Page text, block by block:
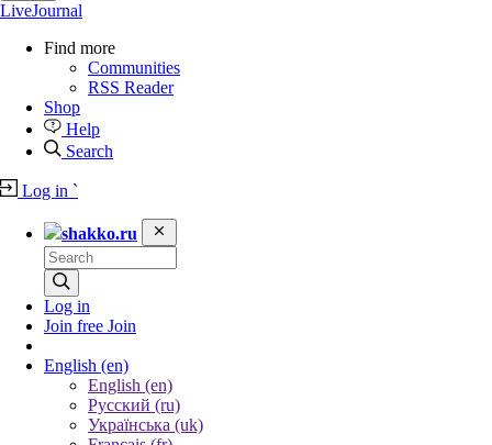
LiveJournal
Find more
Communities
RSS Reader
Shop
Help
Search
Log in `
shakko.ru
Log in
Join free Join
English (en)
English (en)
Русский (ru)
Українська (uk)